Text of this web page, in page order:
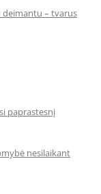
deimantu – tvarus
paprastesnį
nesilaikant